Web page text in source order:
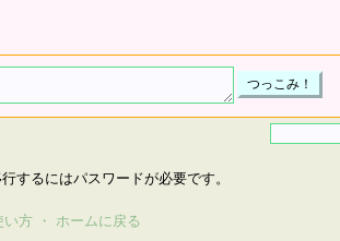
するにはパスワードが必要です。
い方 ・ ホームに戻る